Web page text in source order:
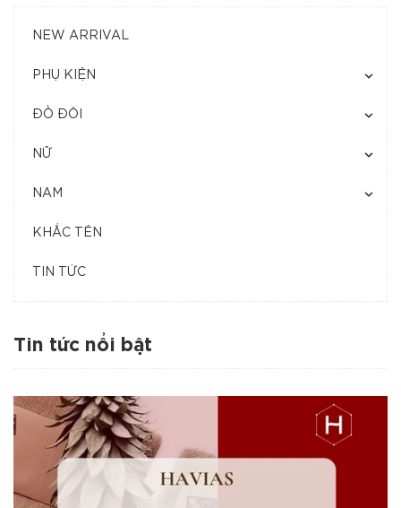
NEW ARRIVAL
PHỤ KIỆN
ĐỒ ĐÔI
NỮ
NAM
KHẮC TÊN
TIN TỨC
Tin tức nổi bật